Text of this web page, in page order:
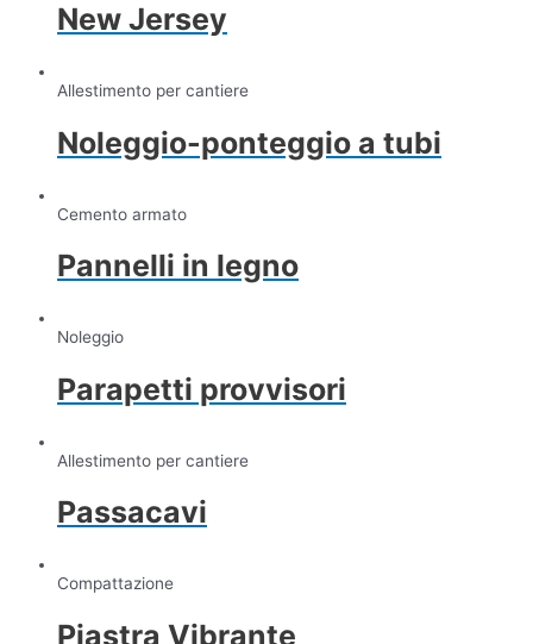
New Jersey
Allestimento per cantiere
Noleggio-ponteggio a tubi
Cemento armato
Pannelli in legno
Noleggio
Parapetti provvisori
Allestimento per cantiere
Passacavi
Compattazione
Piastra Vibrante